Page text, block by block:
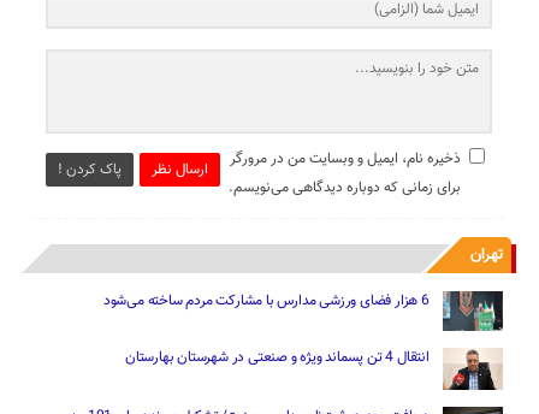
ارسال نظر پاک کردن !
ذخیره نام، ایمیل و وبسایت من در مرورگر
برای زمانی که دوباره دیدگاهی می‌نویسم.
تهران
6 هزار فضای ورزشی مدارس با مشارکت مردم ساخته می‌شود
انتقال 4 تن پسماند ویژه و صنعتی در شهرستان بهارستان